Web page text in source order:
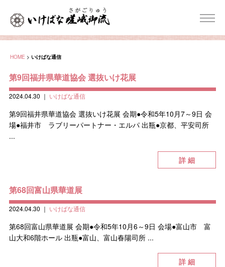
HOME > いけばな通信
第9回福井県華道協会 選抜いけ花展
2024.04.30 ｜ いけばな通信
第9回福井県華道協会 選抜いけ花展 会期●令和5年10月7～9日 会
場●福井市 ラブリーパートナー・エルパ 出瓶●京都、平安司所
...
詳 細
第68回富山県華道展
2024.04.30 ｜ いけばな通信
第68回富山県華道展 会期●令和5年10月6～9日 会場●富山市 富
山大和6階ホール 出瓶●富山、富山春陽司所 ...
詳 細